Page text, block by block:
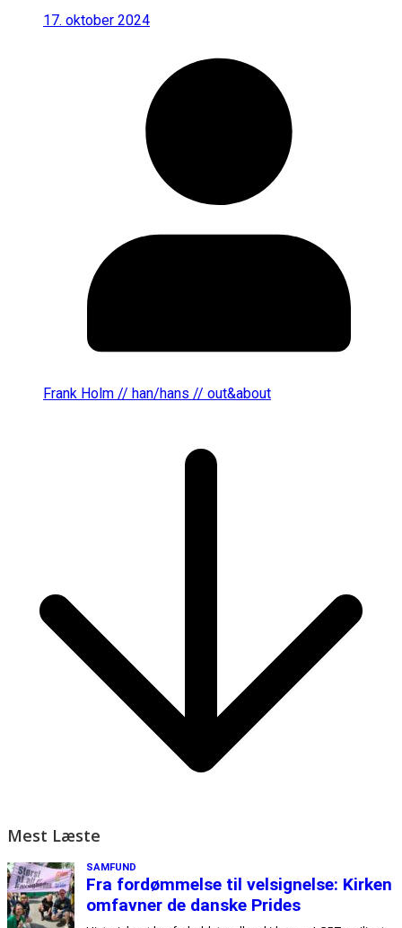
17. oktober 2024
Frank Holm // han/hans // out&about
Mest Læste